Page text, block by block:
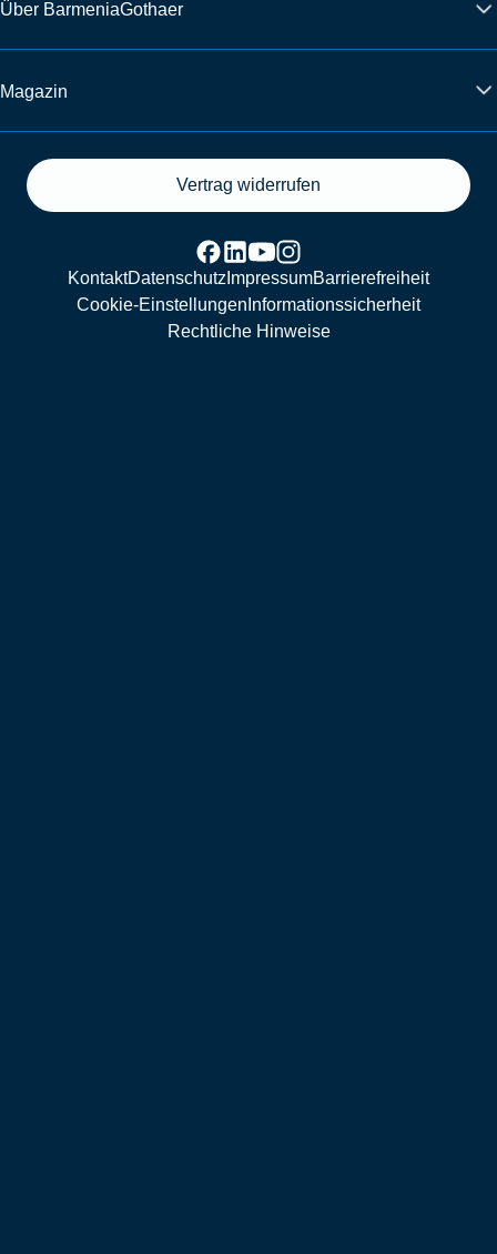
Über BarmeniaGothaer
Magazin
Vertrag widerrufen
KontaktDatenschutz ImpressumBarrierefreiheit
Cookie-Einstellungen Informationssicherheit
Rechtliche Hinweise